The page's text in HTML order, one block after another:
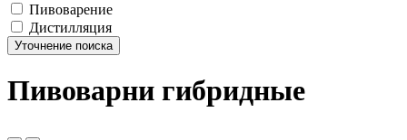
Пивоварение
Дистилляция
Уточнение поиска
Пивоварни гибридные